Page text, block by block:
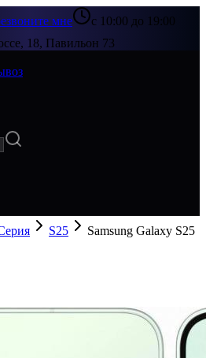
мне
с 10:00 до 19:00
18, Павильон 73
S25
Samsung Galaxy S25